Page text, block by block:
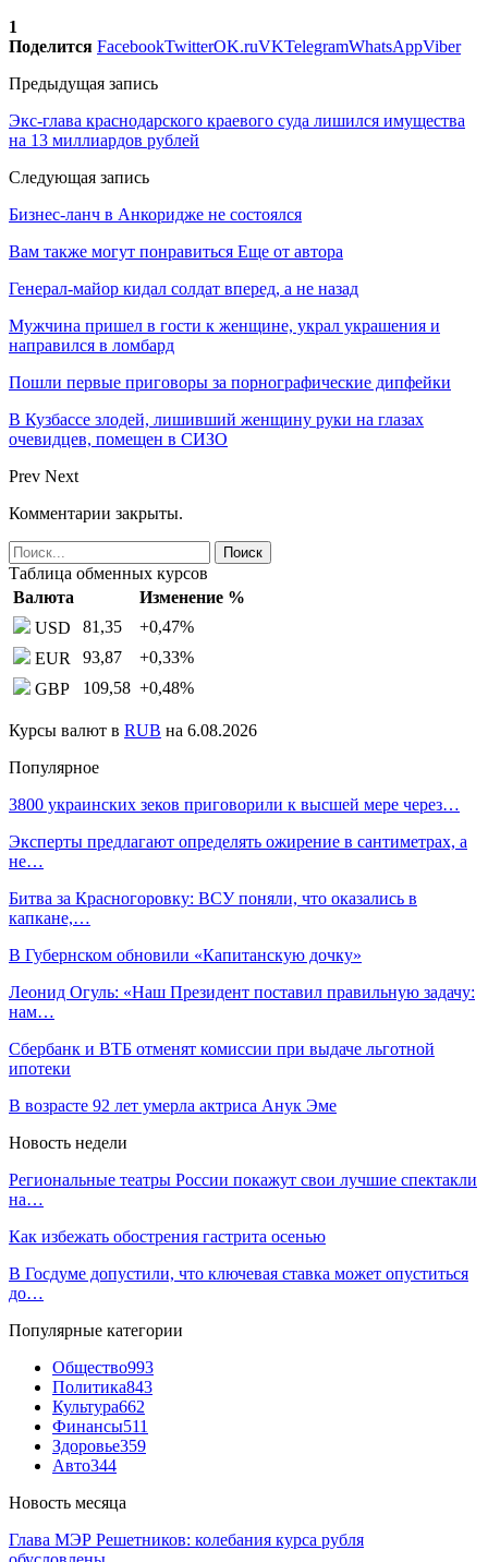
1
Поделится FacebookTwitterOK.ruVKTelegramWhatsAppViber
Предыдущая запись
Экс-глава краснодарского краевого суда лишился имущества
на 13 миллиардов рублей
Следующая запись
Бизнес-ланч в Анкоридже не состоялся
Вам также могут понравиться Еще от автора
Генерал-майор кидал солдат вперед, а не назад
Мужчина пришел в гости к женщине, украл украшения и
направился в ломбард
Пошли первые приговоры за порнографические дипфейки
В Кузбассе злодей, лишивший женщину руки на глазах
очевидцев, помещен в СИЗО
Prev Next
Комментарии закрыты.
Таблица обменных курсов
Валюта
Изменение %
USD
81,35 +0,47%
EUR
93,87 +0,33%
GBP
109,58 +0,48%
Курсы валют в RUB на 6.08.2026
Популярное
3800 украинских зеков приговорили к высшей мере через…
Эксперты предлагают определять ожирение в сантиметрах, а
не…
Битва за Красногоровку: ВСУ поняли, что оказались в
капкане,…
В Губернском обновили «Капитанскую дочку»
Леонид Огуль: «Наш Президент поставил правильную задачу:
нам…
Сбербанк и ВТБ отменят комиссии при выдаче льготной
ипотеки
В возрасте 92 лет умерла актриса Анук Эме
Новость недели
Региональные театры России покажут свои лучшие спектакли
на…
Как избежать обострения гастрита осенью
В Госдуме допустили, что ключевая ставка может опуститься
до…
Популярные категории
Общество993
Политика843
Культура662
Финансы511
Здоровье359
Авто344
Новость месяца
Глава МЭР Решетников: колебания курса рубля